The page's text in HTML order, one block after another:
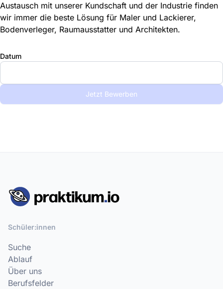
Austausch mit unserer Kundschaft und der Industrie finden
wir immer die beste Lösung für Maler und Lackierer,
Bodenverleger, Raumausstatter und Architekten.
Datum
Jetzt Bewerben
Schüler:innen
Suche
Ablauf
Über uns
Berufsfelder